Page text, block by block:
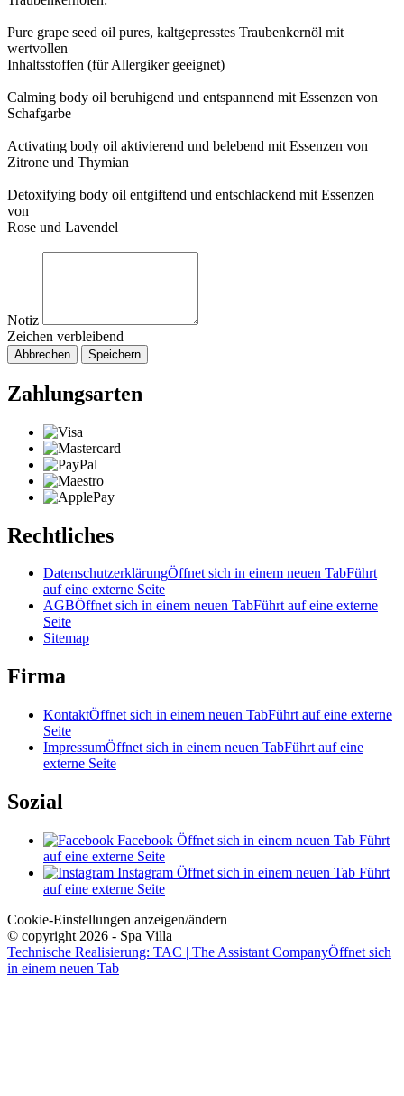
Pure grape seed oil pures, kaltgepresstes Traubenkernöl mit
wertvollen
Inhaltsstoffen (für Allergiker geeignet)
Calming body oil beruhigend und entspannend mit Essenzen von
Schafgarbe
Activating body oil aktivierend und belebend mit Essenzen von
Zitrone und Thymian
Detoxifying body oil entgiftend und entschlackend mit Essenzen
von
Rose und Lavendel
Notiz
Zeichen verbleibend
Abbrechen Speichern
Zahlungsarten
Rechtliches
DatenschutzerklärungÖffnet sich in einem neuen TabFührt
auf eine externe Seite
AGBÖffnet sich in einem neuen TabFührt auf eine externe
Seite
Sitemap
Firma
KontaktÖffnet sich in einem neuen TabFührt auf eine externe
Seite
ImpressumÖffnet sich in einem neuen TabFührt auf eine
externe Seite
Sozial
Facebook Öffnet sich in einem neuen Tab Führt
auf eine externe Seite
Instagram Öffnet sich in einem neuen Tab Führt
auf eine externe Seite
Cookie-Einstellungen anzeigen/ändern
© copyright 2026 - Spa Villa
Technische Realisierung: TAC | The Assistant CompanyÖffnet sich
in einem neuen Tab